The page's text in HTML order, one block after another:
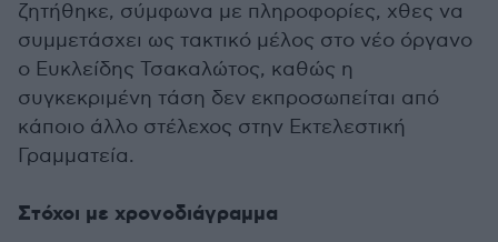
ζητήθηκε, σύμφωνα με πληροφορίες, χθες να
συμμετάσχει ως τακτικό μέλος στο νέο όργανο
ο Ευκλείδης Τσακαλώτος, καθώς η
συγκεκριμένη τάση δεν εκπροσωπείται από
κάποιο άλλο στέλεχος στην Εκτελεστική
Γραμματεία.
Στόχοι με χρονοδιάγραμμα